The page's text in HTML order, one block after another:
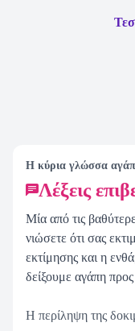
Η κύρια γλώσσα
Λέξεις
Μία από τις
νιώσετε ότι σας
εκτίμησης και η
δείξουμε αγάπη
Η περίληψη της